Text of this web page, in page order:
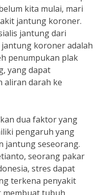
kita mulai, mari
jantung koroner.
jantung dari
jantung koroner adalah
penumpukan plak
yang dapat
aliran darah ke
dua faktor yang
pengaruh yang
jantung seseorang.
seorang pakar
stres dapat
terkena penyakit